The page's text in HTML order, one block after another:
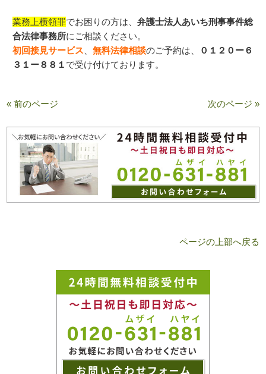
業務上横領罪でお困りの方は、弁護士法人あいち刑事事件総
合法律事務所にご相談ください。
初回接見サービス 、無料法律相談のご予約は、
０１２０ー６
３１ー８８１ で受け付けております。
« 前のページ 次のページ »
ページの上部へ戻る